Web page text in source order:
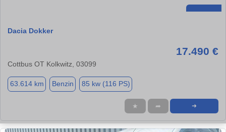
Dacia Dokker
17.490 €
Cottbus OT Kolkwitz, 03099
63.614 km Benzin 85 kw (116 PS)
★ ➦ ➜